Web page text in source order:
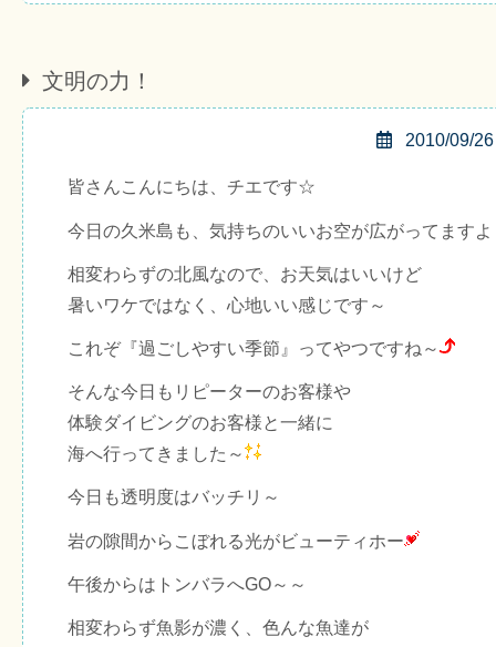
文明の力！
2010/09/26
皆さんこんにちは、チエです☆
今日の久米島も、気持ちのいいお空が広がってますよ
相変わらずの北風なので、お天気はいいけど
暑いワケではなく、心地いい感じです～
これぞ『過ごしやすい季節』ってやつですね～
そんな今日もリピーターのお客様や
体験ダイビングのお客様と一緒に
海へ行ってきました～
今日も透明度はバッチリ～
岩の隙間からこぼれる光がビューティホー
午後からはトンバラへGO～～
相変わらず魚影が濃く、色んな魚達が